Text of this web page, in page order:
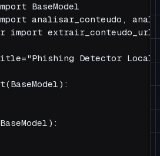
BaseModel
analisar_conteudo,
import extrair_conteudo_url
Detector